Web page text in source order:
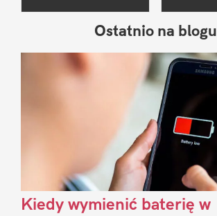
Sidebar
Ostatnio na blogu
Kiedy wymienić baterię w